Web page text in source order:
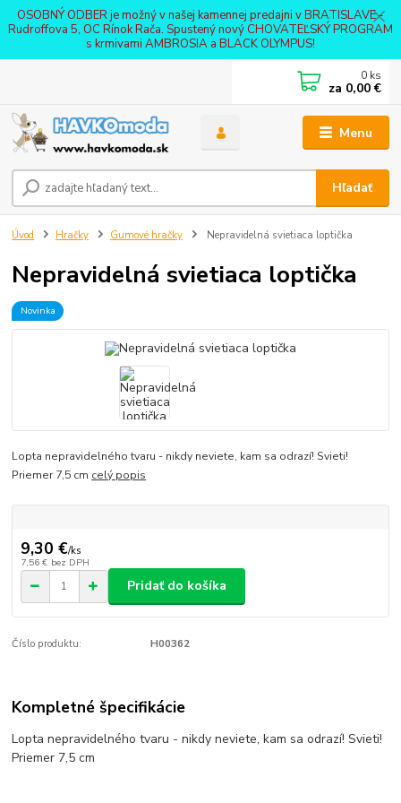
OSOBNÝ ODBER je možný v našej kamennej predajni v BRATISLAVE -
Rudroffova 5, OC Rínok Rača. Spustený nový CHOVATEĽSKÝ PROGRAM
s krmivami AMBROSIA a BLACK OLYMPUS!
Menu
Hľadať
0 ks
za 0,00 €
Úvod Hračky Gumové hračky Nepravidelná svietiaca loptička
Nepravidelná svietiaca loptička
Novinka
Lopta nepravidelného tvaru - nikdy neviete, kam sa odrazí! Svieti!
Priemer 7,5 cm celý popis
9,30 €/ks
7,56 € bez DPH
Pridať do košíka
Číslo produktu: H00362
Kompletné špecifikácie
Lopta nepravidelného tvaru - nikdy neviete, kam sa odrazí! Svieti!
Priemer 7,5 cm